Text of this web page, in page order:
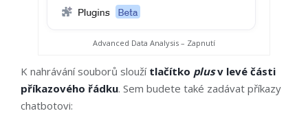
Advanced Data Analysis – Zapnutí
K nahrávání souborů slouží tlačítko plusv levé části
příkazového řádku. Sem budete také zadávat příkazy
chatbotovi: